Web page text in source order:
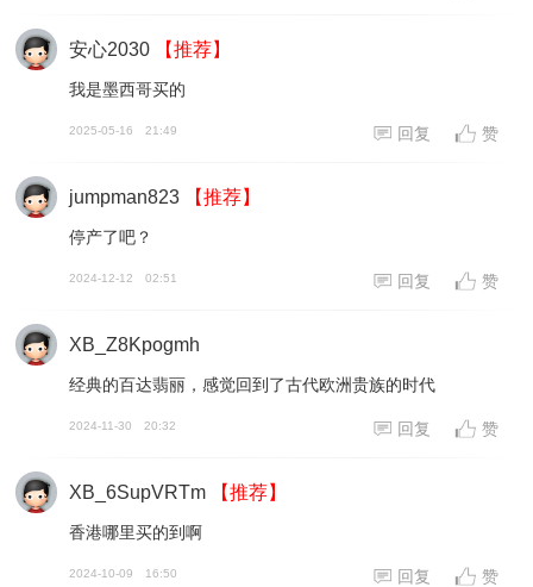
安心2030 【推荐】
我是墨西哥买的
2025-05-16 21:49 回复 赞
jumpman823 【推荐】
停产了吧？
2024-12-12 02:51 回复 赞
XB_Z8Kpogmh
经典的百达翡丽，感觉回到了古代欧洲贵族的时代
2024-11-30 20:32 回复 赞
XB_6SupVRTm 【推荐】
香港哪里买的到啊
2024-10-09 16:50 回复 赞